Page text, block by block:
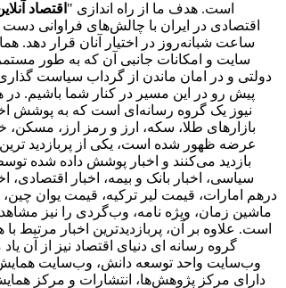
است. هدف ما از راه اندازی " اقتصاد
اقتصادی در ایران با چالش‌های فراوانی
ساعت شبانه‌روز در اختیار آنان قرار دهد.
سایت و امکانات جانبی آن که به طور
دولتی و در امان ماندن از گرداب سیاست
پیش رو در این مسیر در کنار شما باشیم.
نیوز یک گروه رسانه‌ای است که به پوشش
بازارهای طلا، سکه، ارز و رمز ارز،
بازدید می‌کنند و اخبار پوشش داده شده
سیاسی، اخبار بانک و بیمه، اخبار
درهم امارات، قیمت لیر ترکیه، قیمت یوان
ماشین زمان، ویژه نامه، وب‌گردی را نیز
است. علاوه بر آن، پربازدیدترین اخبار مرتبط
گروه رسانه ای دنیای اقتصاد نیز از آن
وب‌سایت واحد توسعه دانش، وب‌سایت